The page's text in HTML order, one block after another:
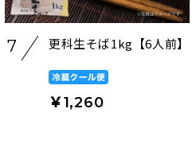
7 更科生そば1kg【6人前】
￥1,260